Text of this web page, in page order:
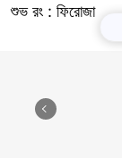
শুভ রং : ফিরোজা